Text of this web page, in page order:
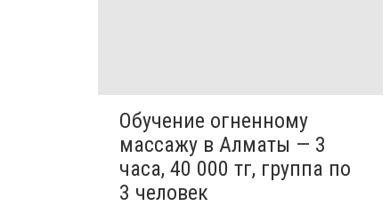
Обучение огненному
массажу в Алматы — 3
часа, 40 000 тг, группа по
3 человек